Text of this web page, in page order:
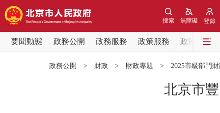
登錄
無障礙
搜索
要聞動態 政務公開 政務服務 政策服務
政民互動
政務公開 > 財政 > 財政專題 > 2025市級部門
北京市